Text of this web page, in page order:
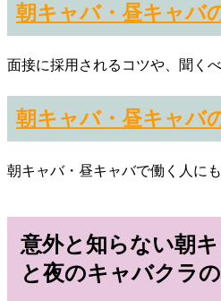
朝キャバ・昼キャバ
面接に採用されるコツや、聞く
朝キャバ・昼キャバ
朝キャバ・昼キャバで働く人に
意外と知らない朝
と夜のキャバクラ